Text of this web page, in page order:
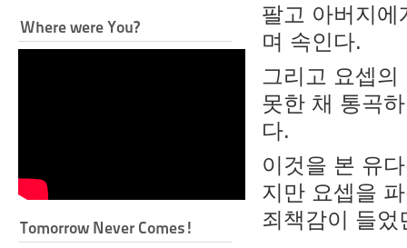
Where were You?
Tomorrow Never Comes!
팔고 아버지
며 속인다.
그리고 요셉
못한 채 통곡
다.
이것을 본 유
지만 요셉을
죄책감이 들